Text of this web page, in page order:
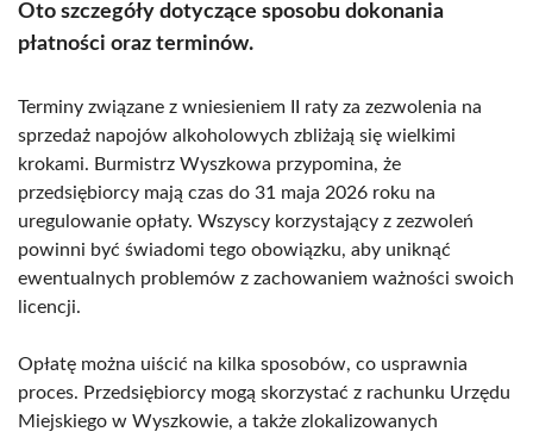
Oto szczegóły dotyczące sposobu dokonania
płatności oraz terminów.
Terminy związane z wniesieniem II raty za zezwolenia na
sprzedaż napojów alkoholowych zbliżają się wielkimi
krokami. Burmistrz Wyszkowa przypomina, że
przedsiębiorcy mają czas do 31 maja 2026 roku na
uregulowanie opłaty. Wszyscy korzystający z zezwoleń
powinni być świadomi tego obowiązku, aby uniknąć
ewentualnych problemów z zachowaniem ważności swoich
licencji.
Opłatę można uiścić na kilka sposobów, co usprawnia
proces. Przedsiębiorcy mogą skorzystać z rachunku Urzędu
Miejskiego w Wyszkowie, a także zlokalizowanych